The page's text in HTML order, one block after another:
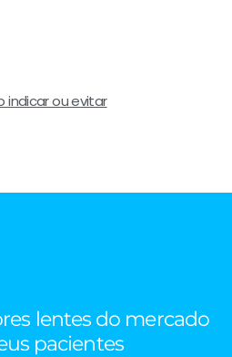
indicar ou evitar
lentes do mercado
pacientes